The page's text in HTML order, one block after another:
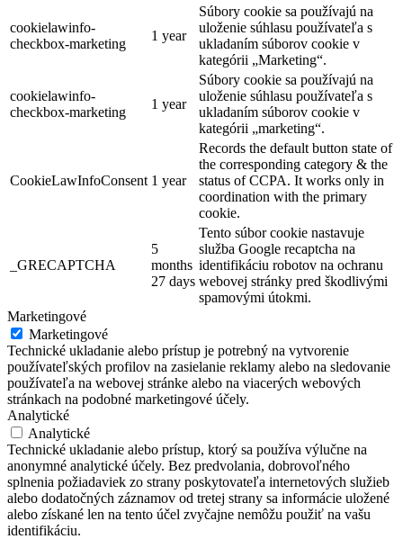
cookielawinfo-
checkbox-marketing
1 year
Súbory cookie sa používajú na
uloženie súhlasu používateľa s
ukladaním súborov cookie v
kategórii „Marketing“.
cookielawinfo-
checkbox-marketing
1 year
Súbory cookie sa používajú na
uloženie súhlasu používateľa s
ukladaním súborov cookie v
kategórii „marketing“.
CookieLawInfoConsent 1 year
Records the default button state of
the corresponding category & the
status of CCPA. It works only in
coordination with the primary
cookie.
_GRECAPTCHA
5
months
27 days
Tento súbor cookie nastavuje
služba Google recaptcha na
identifikáciu robotov na ochranu
webovej stránky pred škodlivými
spamovými útokmi.
Marketingové
Marketingové
Technické ukladanie alebo prístup je potrebný na vytvorenie
používateľských profilov na zasielanie reklamy alebo na sledovanie
používateľa na webovej stránke alebo na viacerých webových
stránkach na podobné marketingové účely.
Analytické
Analytické
Technické ukladanie alebo prístup, ktorý sa používa výlučne na
anonymné analytické účely. Bez predvolania, dobrovoľného
splnenia požiadaviek zo strany poskytovateľa internetových služieb
alebo dodatočných záznamov od tretej strany sa informácie uložené
alebo získané len na tento účel zvyčajne nemôžu použiť na vašu
identifikáciu.